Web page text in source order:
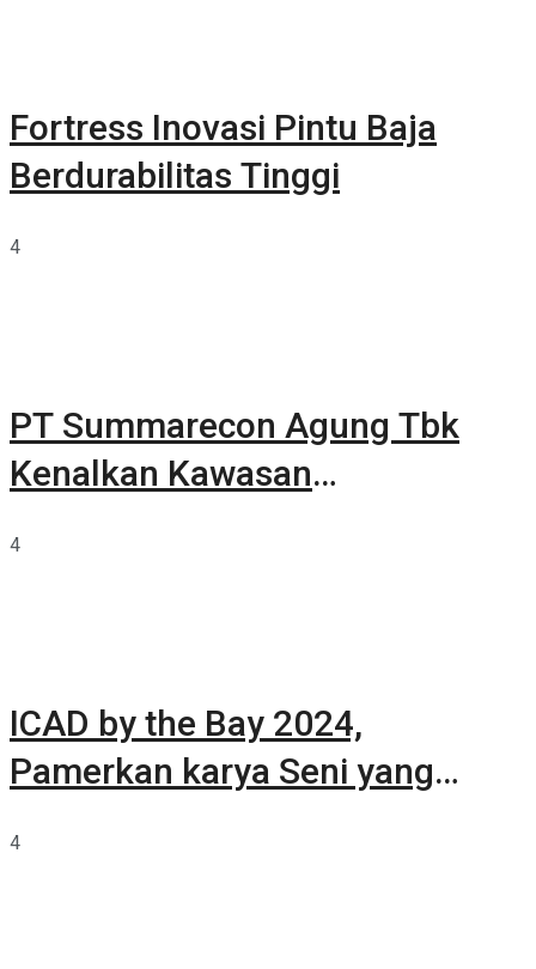
Fortress Inovasi Pintu Baja
Berdurabilitas Tinggi
4
PT Summarecon Agung Tbk
Kenalkan Kawasan
4
ICAD by the Bay 2024,
Pamerkan karya Seni yang
4